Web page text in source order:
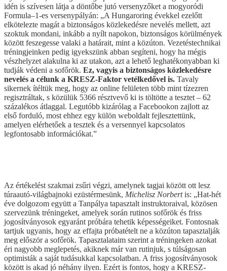
idén is szívesen látja a döntőbe jutó versenyzőket a mogyoródi
Formula–1-es versenypályán: „A Hungaroring évekkel ezelőtt
elkötelezte magát a biztonságos közlekedésre nevelés mellett, azt
szoktuk mondani, inkább a nyílt napokon, biztonságos körülmények
között feszegesse valaki a határait, mint a közúton. Vezetéstechnikai
tréningjeinken pedig igyekszünk abban segíteni, hogy ha mégis
vészhelyzet alakulna ki az utakon, azt a lehető leghatékonyabban ki
tudják védeni a sofőrök. Ez, vagyis a biztonságos közlekedésre
nevelés a célunk a KRESZ-Faktor vetélkedővel is. Tavaly
sikernek ítéltük meg, hogy az online felületen több mint tízezren
regisztráltak, s közülük 5366 résztvevő ki is töltötte a tesztet – 62
százalékos átlaggal. Legutóbb kizárólag a Facebookon zajlott az
első forduló, most ehhez egy külön weboldalt fejlesztettünk,
amelyen elérhetőek a tesztek és a versennyel kapcsolatos
legfontosabb információkat.”
Az értékelést szakmai zsűri végzi, amelynek tagjai között ott lesz
túraautó-világbajnoki ezüstérmesünk, Michelisz Norbertis: „Hat-hét
éve dolgozom együtt a Tanpálya tapasztalt instruktoraival, közösen
szervezünk tréningeket, amelyek során rutinos sofőrök és friss
jogosítványosok egyaránt próbára tehetik képességeiket. Fontosnak
tartjuk ugyanis, hogy az effajta próbatételt ne a közúton tapasztalják
meg először a sofőrök. Tapasztalataim szerint a tréningeken azokat
éri nagyobb meglepetés, akiknek már van rutinjuk, s túlságosan
optimisták a saját tudásukkal kapcsolatban. A friss jogosítványosok
között is akad jó néhány ilyen. Ezért is fontos, hogy a KRESZ-